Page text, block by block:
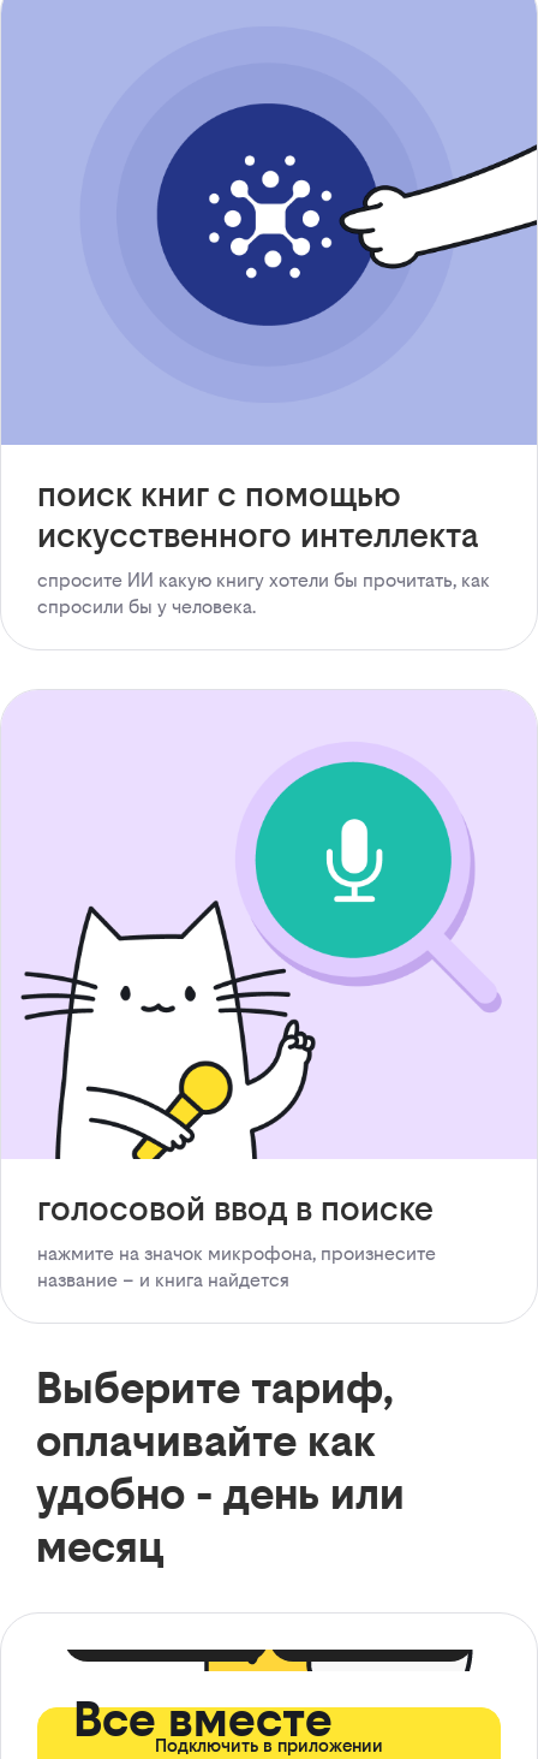
поиск книг с помощью
искусственного интеллекта
спросите ИИ какую книгу хотели бы прочитать, как
спросили бы у человека.
голосовой ввод в поиске
нажмите на значок микрофона, произнесите
название – и книга найдется
Выберите тариф,
оплачивайте как
удобно - день или
месяц
Все вместе
Подключить в приложении